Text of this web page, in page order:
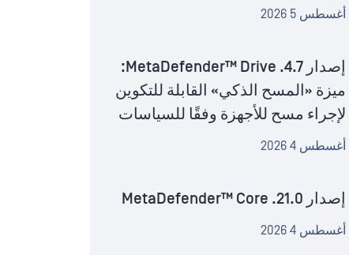
أغسطس 5 2026
إصدار MetaDefender™ Drive .4.7:
ميزة «المسح الذكي» القابلة للتكوين
لإجراء مسح للأجهزة وفقًا للسياسات
أغسطس 4 2026
إصدار MetaDefender™ Core .21.0
أغسطس 4 2026